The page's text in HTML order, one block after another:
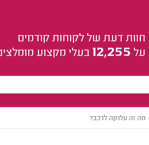
חוות דעת של לקוחות קודמים
על 12,255 בעלי מקצוע
מה זה עלוקה לרכב?